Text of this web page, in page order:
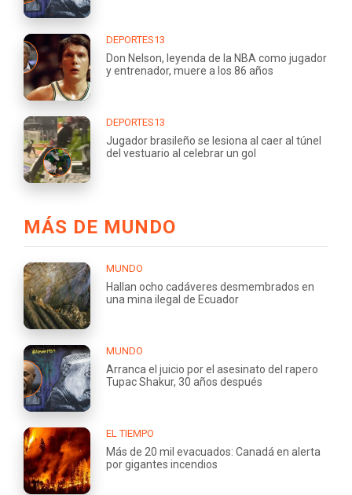
DEPORTES13
Don Nelson, leyenda de la NBA como jugador
y entrenador, muere a los 86 años
DEPORTES13
Jugador brasileño se lesiona al caer al túnel
del vestuario al celebrar un gol
MÁS DE MUNDO
MUNDO
Hallan ocho cadáveres desmembrados en
una mina ilegal de Ecuador
MUNDO
Arranca el juicio por el asesinato del rapero
Tupac Shakur, 30 años después
EL TIEMPO
Más de 20 mil evacuados: Canadá en alerta
por gigantes incendios